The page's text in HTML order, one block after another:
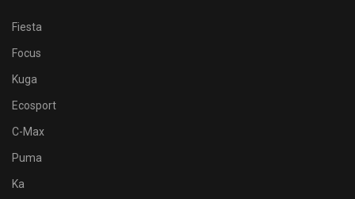
Fiesta
Focus
Kuga
Ecosport
C-Max
Puma
Ka